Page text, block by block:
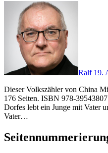
Ralf 19.
Dieser Volkszähler von China Miéville. Verlag Liebeskind 2017.
176 Seiten. ISBN 978-
Dorfes lebt ein Junge mit Vater
Vater…